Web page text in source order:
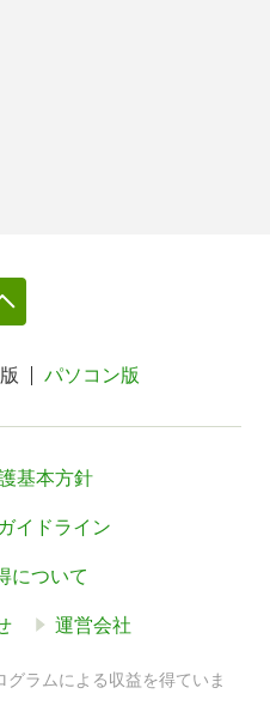
パソコン版
基本方針
イドライン
について
運営会社
ラムによる収益を得ていま